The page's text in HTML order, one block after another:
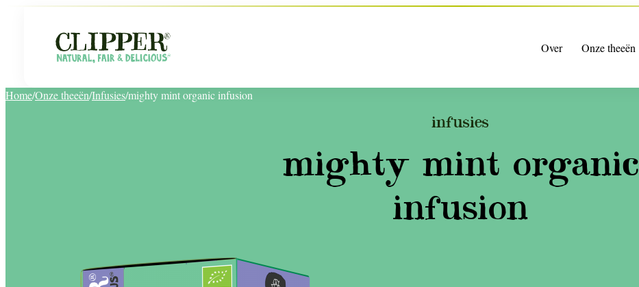
Over Onze theeën
Home/Onze theeën/Infusies/mighty mint organic infusion
infusies
mighty mint organic
infusion